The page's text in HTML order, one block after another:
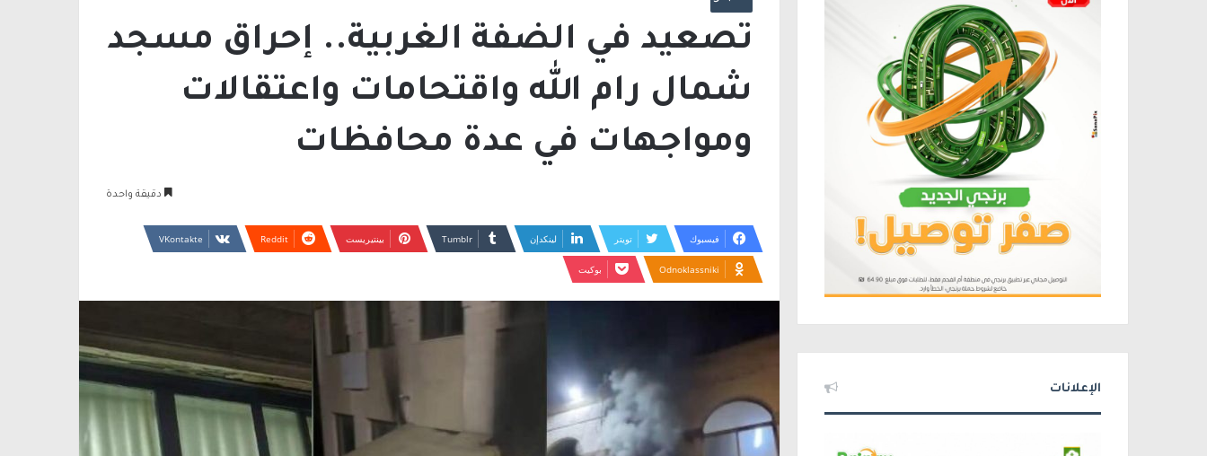
تصعيد في الضفة الغربية.. إحراق مسجد
شمال رام الله واقتحامات واعتقالات
ومواجهات في عدة محافظات
دقيقة واحدة
فيسبوك تويتر لينكدإن بينتيريست
Odnoklassniki بوكيت
الإعلانات